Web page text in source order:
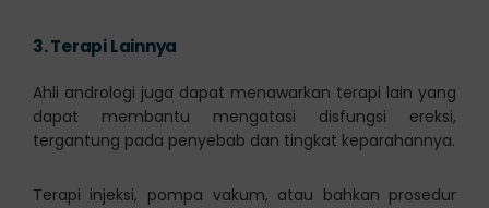
3.Terapi Lainnya
Ahli andrologi juga dapat menawarkan terapi lain yang
dapat membantu mengatasi disfungsi ereksi,
tergantung pada penyebab dan tingkat keparahannya.
Terapi injeksi, pompa vakum, atau bahkan prosedur